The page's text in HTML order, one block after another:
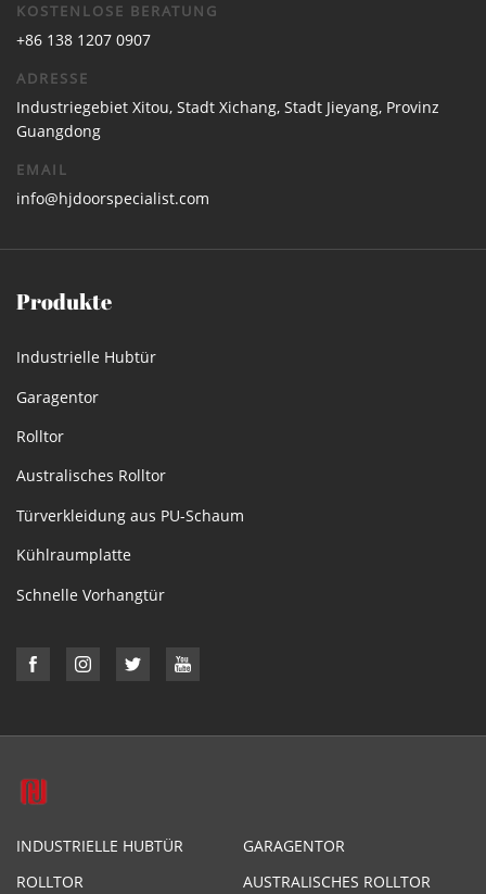
KOSTENLOSE BERATUNG
+86 138 1207 0907
ADRESSE
Industriegebiet Xitou, Stadt Xichang, Stadt Jieyang, Provinz
Guangdong
EMAIL
info@hjdoorspecialist.com
Produkte
Industrielle Hubtür
Garagentor
Rolltor
Australisches Rolltor
Türverkleidung aus PU-Schaum
Kühlraumplatte
Schnelle Vorhangtür
INDUSTRIELLE HUBTÜR
GARAGENTOR
ROLLTOR
AUSTRALISCHES ROLLTOR